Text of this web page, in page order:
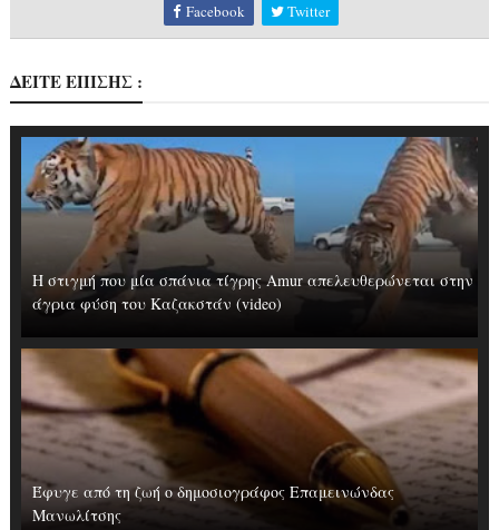
Facebook Twitter
ΔΕΙΤΕ ΕΠΙΣΗΣ :
Η στιγμή που μία σπάνια τίγρης Amur απελευθερώνεται στην
άγρια φύση του Καζακστάν (video)
Έφυγε από τη ζωή ο δημοσιογράφος Επαμεινώνδας
Μανωλίτσης